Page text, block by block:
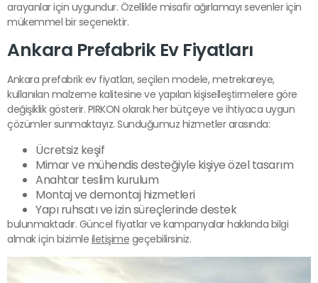
arayanlar için uygundur. Özellikle misafir ağırlamayı sevenler için
mükemmel bir seçenektir.
Ankara Prefabrik Ev Fiyatları
Ankara prefabrik ev fiyatları, seçilen modele, metrekareye,
kullanılan malzeme kalitesine ve yapılan kişiselleştirmelere göre
değişiklik gösterir. PIRKON olarak her bütçeye ve ihtiyaca uygun
çözümler sunmaktayız. Sunduğumuz hizmetler arasında:
Ücretsiz keşif
Mimar ve mühendis desteğiyle kişiye özel tasarım
Anahtar teslim kurulum
Montaj ve demontaj hizmetleri
Yapı ruhsatı ve izin süreçlerinde destek
bulunmaktadır. Güncel fiyatlar ve kampanyalar hakkında bilgi
almak için bizimle iletişime geçebilirsiniz.